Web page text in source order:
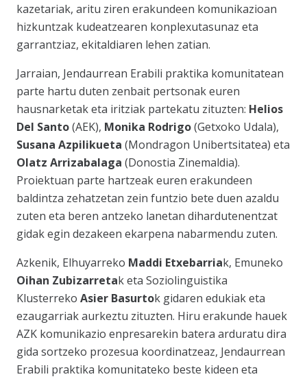
kazetariak, aritu ziren erakundeen komunikazioan
hizkuntzak kudeatzearen konplexutasunaz eta
garrantziaz, ekitaldiaren lehen zatian.
Jarraian, Jendaurrean Erabili praktika komunitatean
parte hartu duten zenbait pertsonak euren
hausnarketak eta iritziak partekatu zituzten: Helios
Del Santo(AEK), Monika Rodrigo(Getxoko Udala),
Susana Azpilikueta (Mondragon Unibertsitatea) eta
Olatz Arrizabalaga (Donostia Zinemaldia).
Proiektuan parte hartzeak euren erakundeen
baldintza zehatzetan zein funtzio bete duen azaldu
zuten eta beren antzeko lanetan dihardutenentzat
gidak egin dezakeen ekarpena nabarmendu zuten.
Azkenik, Elhuyarreko Maddi Etxebarriak, Emuneko
Oihan Zubizarretak eta Soziolinguistika
Klusterreko Asier Basurtok gidaren edukiak eta
ezaugarriak aurkeztu zituzten. Hiru erakunde hauek
AZK komunikazio enpresarekin batera arduratu dira
gida sortzeko prozesua koordinatzeaz, Jendaurrean
Erabili praktika komunitateko beste kideen eta